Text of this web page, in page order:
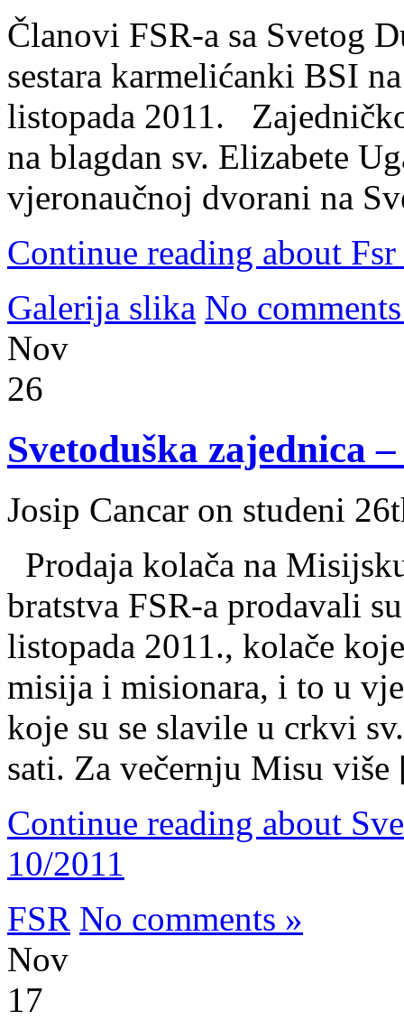
Članovi FSR-a sa Svetog
sestara karmelićanki BSI
listopada 2011.
na blagdan sv. Elizabete
vjeronaučnoj dvorani na
Continue reading about
Galerija slika No
Nov
26
Svetoduška zajednica
Josip Cancar on studeni
Prodaja kolača na
bratstva FSR-a prodavali
listopada 2011., kolače
misija i misionara, i to u
koje su se slavile u crkvi
sati. Za večernju Misu
Continue reading about
10/2011
FSR No comments »
Nov
17